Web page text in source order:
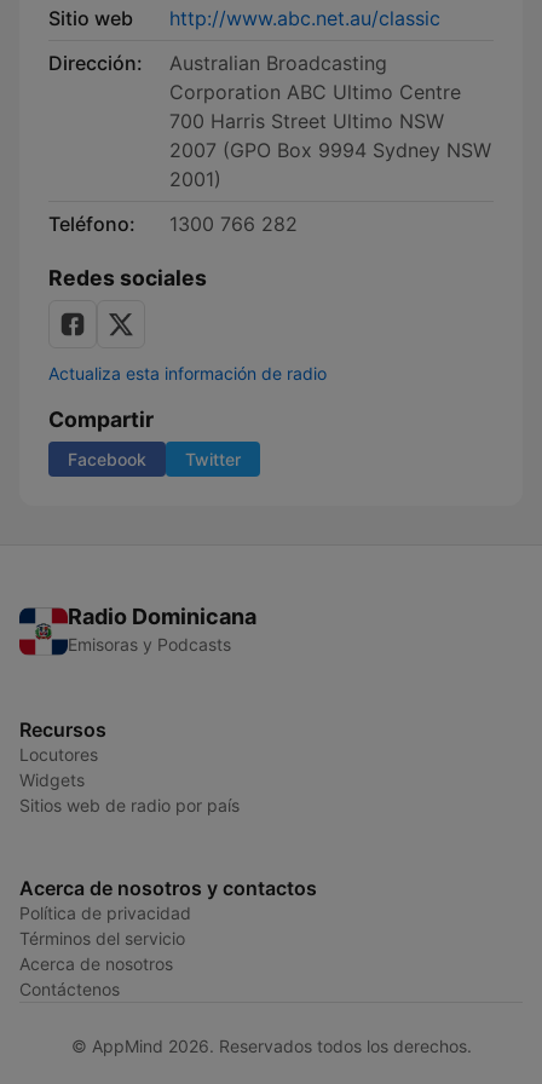
Sitio web
http://www.abc.net.au/classic
Dirección:
Australian Broadcasting
Corporation ABC Ultimo Centre
700 Harris Street Ultimo NSW
2007 (GPO Box 9994 Sydney NSW
2001)
Teléfono:
1300 766 282
Redes sociales
Actualiza esta información de radio
Compartir
Facebook Twitter
Radio Dominicana
Emisoras y Podcasts
Recursos
Locutores
Widgets
Sitios web de radio por país
Acerca de nosotros y contactos
Política de privacidad
Términos del servicio
Acerca de nosotros
Contáctenos
© AppMind 2026. Reservados todos los derechos.